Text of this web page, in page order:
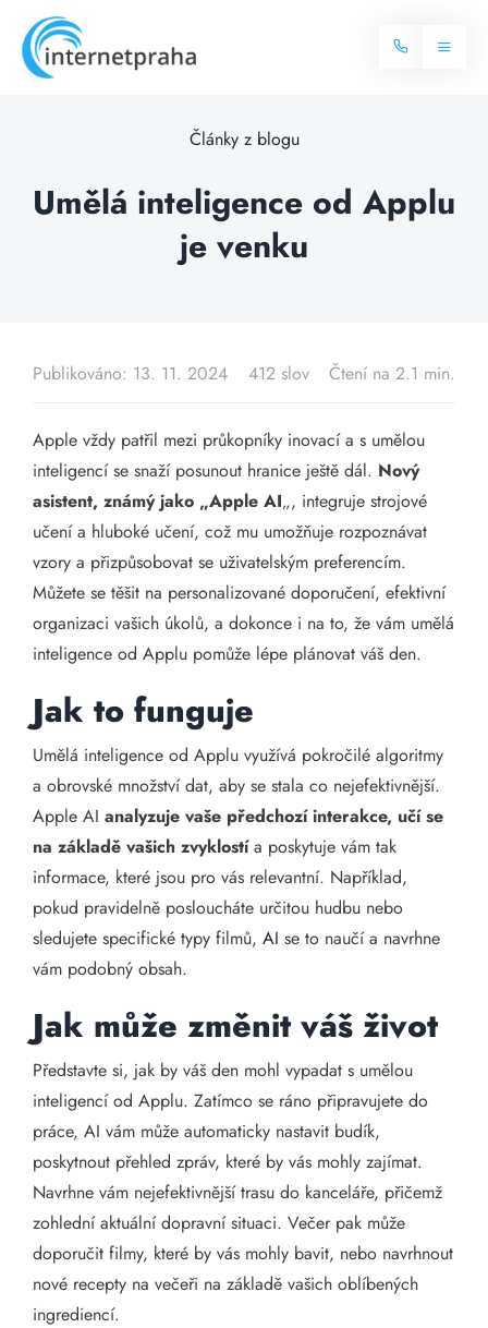
content
Toggle
Internet
Balíčky internetu
Televize
Blog
Kontakt
Články z blogu
Umělá inteligence od Applu
je venku
Publikováno: 13. 11. 2024 412 slov Čtení na 2.1 min.
Apple vždy patřil mezi průkopníky inovací a s umělou
inteligencí se snaží posunout hranice ještě dál. Nový
asistent, známý jako „Apple AI„, integruje strojové
učení a hluboké učení, což mu umožňuje rozpoznávat
vzory a přizpůsobovat se uživatelským preferencím.
Můžete se těšit na personalizované doporučení, efektivní
organizaci vašich úkolů, a dokonce i na to, že vám umělá
inteligence od Applu pomůže lépe plánovat váš den.
Jak to funguje
Umělá inteligence od Applu využívá pokročilé algoritmy
a obrovské množství dat, aby se stala co nejefektivnější.
Apple AI analyzuje vaše předchozí interakce, učí se
na základě vašich zvyklostía poskytuje vám tak
informace, které jsou pro vás relevantní. Například,
pokud pravidelně posloucháte určitou hudbu nebo
sledujete specifické typy filmů, AI se to naučí a navrhne
vám podobný obsah.
Jak může změnit váš život
Představte si, jak by váš den mohl vypadat s umělou
inteligencí od Applu. Zatímco se ráno připravujete do
práce, AI vám může automaticky nastavit budík,
poskytnout přehled zpráv, které by vás mohly zajímat.
Navrhne vám nejefektivnější trasu do kanceláře, přičemž
zohlední aktuální dopravní situaci. Večer pak může
doporučit filmy, které by vás mohly bavit, nebo navrhnout
nové recepty na večeři na základě vašich oblíbených
ingrediencí.